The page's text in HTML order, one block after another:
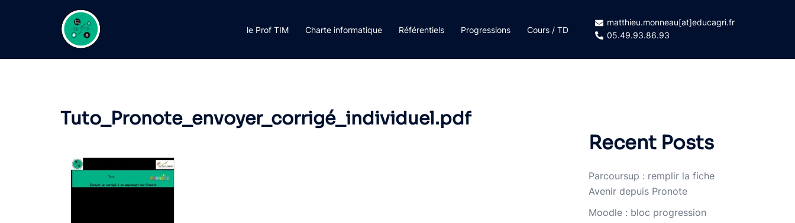
le Prof TIM Charte informatique Référentiels Progressions Cours / TD
matthieu.monneau[at]educagri.fr
05.49.93.86.93
Tuto_Pronote_envoyer_corrigé_individuel.pdf
Recent Posts
Parcoursup : remplir la fiche
Avenir depuis Pronote
Moodle : bloc progression